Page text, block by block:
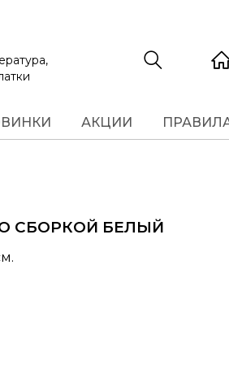
АКЦИИ
СБОРКОЙ БЕЛЫЙ